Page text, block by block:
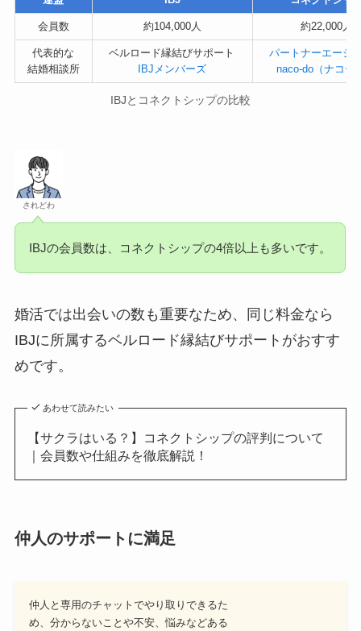
会員数 約104,000人 約22,000人
代表的な
結婚相談所
ベルロード縁結びサポート
IBJメンバーズ
パートナーエージ
naco-do（ナコー
IBJとコネクトシップの比較
されどわ
IBJの会員数は、コネクトシップの4倍以上も多いです。
婚活では出会いの数も重要なため、同じ料金なら
IBJに所属するベルロード縁結びサポートがおすす
めです。
あわせて読みたい
【サクラはいる？】コネクトシップの評判について
｜会員数や仕組みを徹底解説！
仲人のサポートに満足
仲人と専用のチャットでやり取りできるた
め、分からないことや不安、悩みなどある